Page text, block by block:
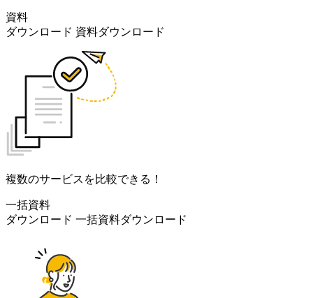
資料
ダウンロード 資料ダウンロード
複数のサービスを比較できる！
一括資料
ダウンロード 一括資料ダウンロード